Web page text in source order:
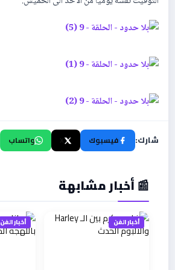
شارك: فيسبوك واتساب
📰 أخبار مشابهة
أخبار الفن أخبار الفن